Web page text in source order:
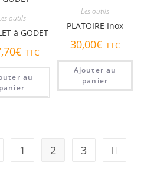
outils
à GODET
€ TTC
au
panier
Les outils
PLATOIRE Inox
30,00€ TTC
Ajouter au
panier
1 2 3